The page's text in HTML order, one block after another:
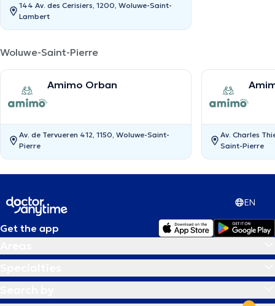
144 Av. des Cerisiers, 1200, Woluwe-Saint-
Lambert
Woluwe-Saint-Pierre
Amimo Orban
Av. de Tervueren 412, 1150, Woluwe-Saint-
Pierre
Av. Charles
Saint-Pierre
EN
Get the app